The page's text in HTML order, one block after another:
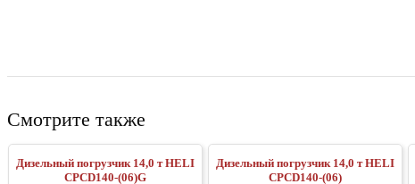
Смотрите также
Дизельный погрузчик 14,0 т HELI
CPCD140-(06)G
Дизельный погрузчик 14,0 т HELI
CPCD140-(06)